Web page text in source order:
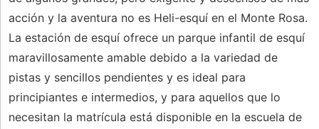
acción y la aventura no es Heli-esquí en el Monte Rosa.
La estación de esquí ofrece un parque infantil de esquí
maravillosamente amable debido a la variedad de
pistas y sencillos pendientes y es ideal para
principiantes e intermedios, y para aquellos que lo
necesitan la matrícula está disponible en la escuela de